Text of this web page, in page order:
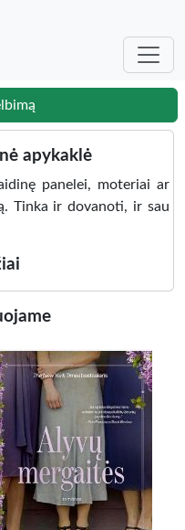
apykaklė
panelei, moteriai ar
Tinka ir dovanoti, ir sau